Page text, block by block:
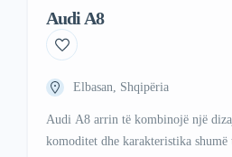
Audi A8
Elbasan, Shqipëria
Audi A8 arrin të kombinojë një
komoditet dhe karakteristika